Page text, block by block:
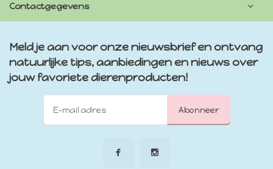
Contactgegevens
Meld je aan voor onze nieuwsbrief en ontvang
natuurlijke tips, aanbiedingen en nieuws over
jouw favoriete dierenproducten!
Abonneer